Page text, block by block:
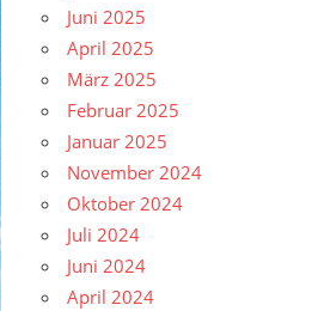
Juni 2025
April 2025
März 2025
Februar 2025
Januar 2025
November 2024
Oktober 2024
Juli 2024
Juni 2024
April 2024